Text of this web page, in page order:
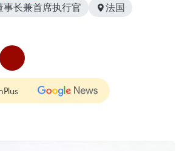
长兼首席执行官
法国